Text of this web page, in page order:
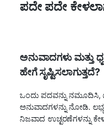
ಪದೇ ಪದೇ
ಅನುವಾದಗಳು ಮತ್ತು
ಹೇಗೆ ಸೃಷ್ಟಿಸಲಾಗುತ್ತದೆ?
ಒಂದು ಪದವನ್ನು ನಮೂದಿಸಿ,
ಅನುವಾದಗಳನ್ನು ನೋಡಿ.
ನಿಜವಾದ ಉಚ್ಛರಣೆಗಳನ್ನು